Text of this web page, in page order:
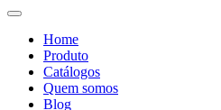
Home
Produto
Catálogos
Quem somos
Blog